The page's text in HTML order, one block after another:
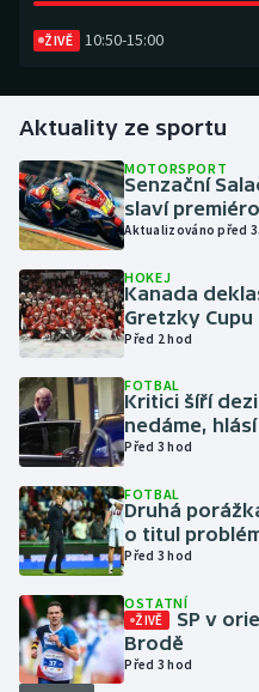
Florbal
Futsal
Golf
Gymnastika
Házená
Jezdectví
Judo
Krasobruslení
Lezení
Lyže a snowboard
Moderní pětiboj
Motorsport
ŽIVĚ 10:50-15:00
Aktuality ze sportu
MOTORSPORT
Senzační
slaví
Aktualizováno před
HOKEJ
Kanada
Gretzky
Před 2 hod
FOTBAL
Kritici šíří
nedáme, hlásí
Před 3 hod
FOTBAL
Druhá
o titul
Před 3 hod
OSTATNÍ
ŽIVĚ
SP v
Brodě
Před 3 hod